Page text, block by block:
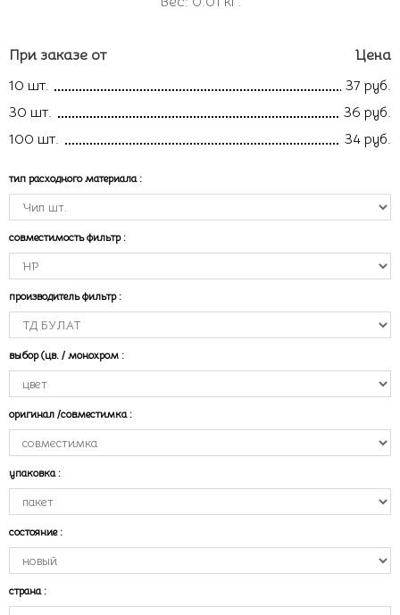
При заказе от
Цена
10 шт.
37 руб.
30 шт.
36 руб.
100 шт.
34 руб.
тип расходного материала :
совместимость фильтр :
производитель фильтр :
выбор (цв. / монохром :
оригинал /совместимка :
упаковка :
состояние :
страна :